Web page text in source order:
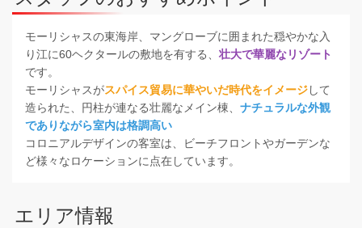
モーリシャスの東海岸、マングローブに囲まれた穏やかな入
り江に60ヘクタールの敷地を有する、 壮大で華麗なリゾート
です。
モーリシャスがスパイス貿易に華やいだ時代をイメージして
造られた、円柱が連なる壮麗なメイン棟、 ナチュラルな外観
でありながら室内は格調高い
コロニアルデザインの客室は、ビーチフロントやガーデンな
ど様々なロケーションに点在しています。
エリア情報